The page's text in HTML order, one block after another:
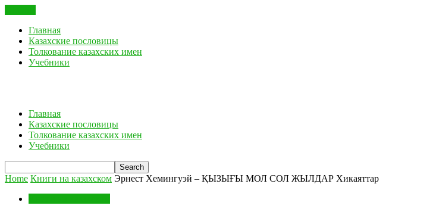
Главная
Казахские пословицы
Толкование казахских имен
Учебники
Главная
Казахские пословицы
Толкование казахских имен
Учебники
Home Книги на казахском Эрнест Хемингуэй – ҚЫЗЫҒЫ МОЛ СОЛ ЖЫЛДАР Хикаяттар